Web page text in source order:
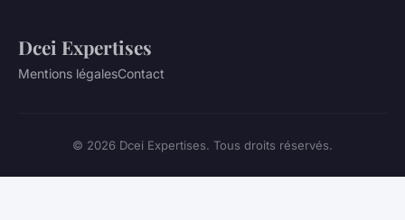
Dcei Expertises
Mentions légalesContact
© 2026 Dcei Expertises. Tous droits réservés.